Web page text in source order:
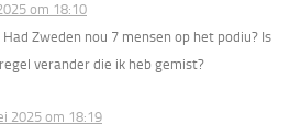
om 18:10
Had Zweden nou 7 mensen op het podiu? Is
verander die ik heb gemist?
2025 om 18:19